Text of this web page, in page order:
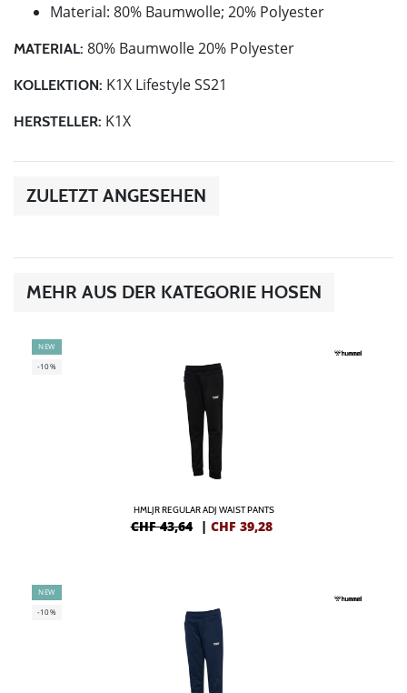
Material: 80% Baumwolle; 20% Polyester
MATERIAL: 80% Baumwolle 20% Polyester
KOLLEKTION: K1X Lifestyle SS21
HERSTELLER: K1X
ZULETZT ANGESEHEN
MEHR AUS DER KATEGORIE HOSEN
NEW
-10%
HMLJR REGULAR ADJ WAIST PANTS
CHF 43,64 | CHF 39,28
NEW
-10%